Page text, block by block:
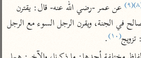
فتح البيان للقنوجي
القدير للشوكاني
معاصرة
الميسر
المختصر في
(٩)
(١٠)
.